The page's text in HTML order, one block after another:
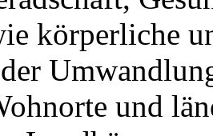
körperliche
und